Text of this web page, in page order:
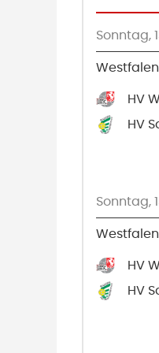
Sonntag,
HV
HV
Sonntag,
HV
HV